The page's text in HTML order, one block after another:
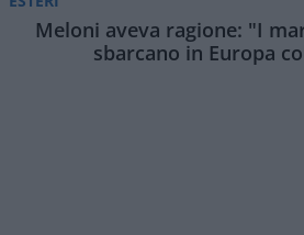
Meloni aveva ragione: "I
sbarcano in Europa